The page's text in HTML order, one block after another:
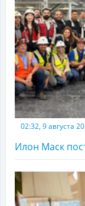
02:32, 9 августа
Илон Маск